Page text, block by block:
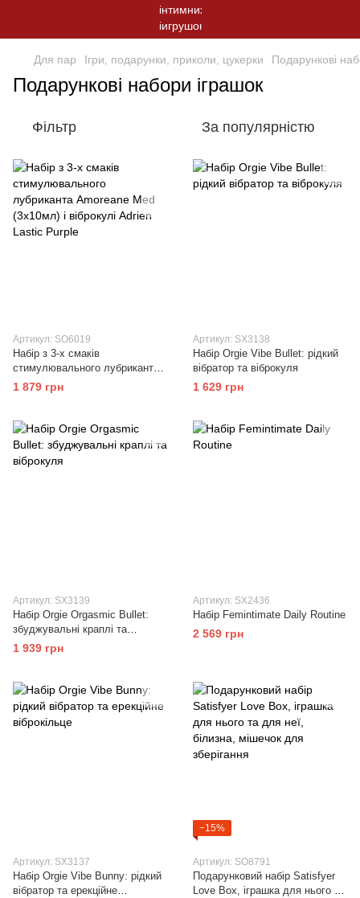
Для пар Ігри, подарунки, приколи, цукерки Подарункові
Подарункові набори іграшок
Фільтр За популярністю
Артикул: SO6019
Набір з 3-х смаків
стимулювального лубриканта
Amoreane Med (3х10мл) і
віброкулі Adrien Lastic Purple
1 879 грн
Артикул: SX3138
Набір Orgie Vibe Bullet: рідкий
вібратор та віброкуля
1 629 грн
Артикул: SX3139
Набір Orgie Orgasmic Bullet:
збуджувальні краплі та
віброкуля
1 939 грн
Артикул: SX2436
Набір Femintimate Daily Routine
2 569 грн
Артикул: SX3137
Набір Orgie Vibe Bunny: рідкий
вібратор та ерекційне
−15%
Артикул: SO8791
Подарунковий набір Satisfyer
Love Box, іграшка для нього та